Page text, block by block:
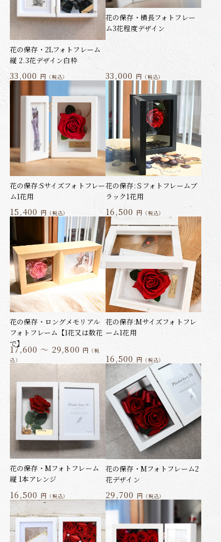
花の保存・2Lフォトフレーム
縦 2.3花デザイン白枠
33,000 円（税込）
花の保存・横長フォトフレー
ム3花程度デザイン
33,000 円 （税込）
花の保存:Sサイズフォトフレー
ム1花用
15,400 円 （税込）
花の保存:Ｓフォトフレームブ
ラック1花用
16,500 円 （税込）
花の保存・ロングメモリアル
フォトフレーム【1花又は数花
で】
17,600 ～ 29,800 円 （税
込）
花の保存:Mサイズフォトフレ
ーム1花用
16,500 円 （税込）
花の保存・Mフォトフレーム
縦 1本アレンジ
16,500 円 （税込）
花の保存・Mフォトフレーム2
花デザイン
29,700 円 （税込）